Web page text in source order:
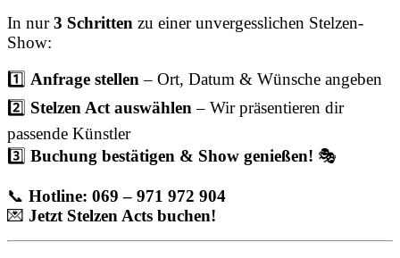
In nur3 Schritten zu einer unvergesslichen Stelzen-
Show:
1️⃣ Anfrage stellen– Ort, Datum & Wünsche angeben
2️⃣ Stelzen Act auswählen– Wir präsentieren dir
passende Künstler
3️⃣ Buchung bestätigen & Show genießen! 🎭
📞 Hotline: 069 – 971 972 904
💌 Jetzt Stelzen Acts buchen!